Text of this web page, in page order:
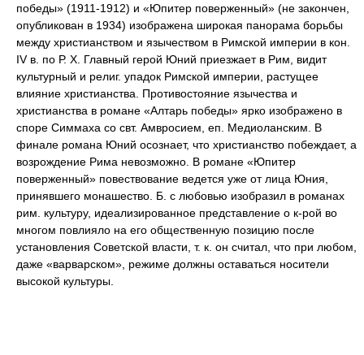
победы» (1911-1912) и «Юпитер поверженный» (не закончен,
опубликован в 1934) изображена широкая панорама борьбы
между христианством и язычеством в Римской империи в кон.
IV в. по Р. Х. Главный герой Юний приезжает в Рим, видит
культурный и религ. упадок Римской империи, растущее
влияние христианства. Противостояние язычества и
христианства в романе «Алтарь победы» ярко изображено в
споре Симмаха со свт. Амвросием, еп. Медиоланским. В
финале романа Юний осознает, что христианство побеждает, а
возрождение Рима невозможно. В романе «Юпитер
поверженный» повествование ведется уже от лица Юния,
принявшего монашество. Б. с любовью изобразил в романах
рим. культуру, идеализированное представление о к-рой во
многом повлияло на его общественную позицию после
установления Советской власти, т. к. он считал, что при любом,
даже «варварском», режиме должны оставаться носители
высокой культуры.